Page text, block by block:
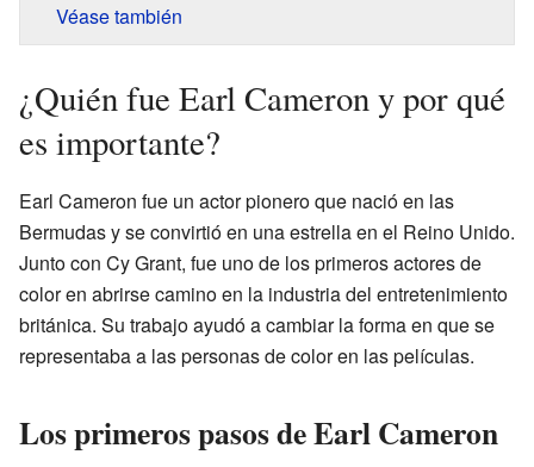
Véase también
¿Quién fue Earl Cameron y por qué
es importante?
Earl Cameron fue un actor pionero que nació en las
Bermudas y se convirtió en una estrella en el Reino Unido.
Junto con Cy Grant, fue uno de los primeros actores de
color en abrirse camino en la industria del entretenimiento
británica. Su trabajo ayudó a cambiar la forma en que se
representaba a las personas de color en las películas.
Los primeros pasos de Earl Cameron